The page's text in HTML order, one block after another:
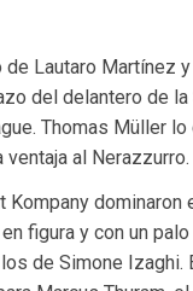
Lautaro Martínez
del delantero de
Thomas Müller
al Nerazzurro.
figura y con un
de Simone Izaghi.